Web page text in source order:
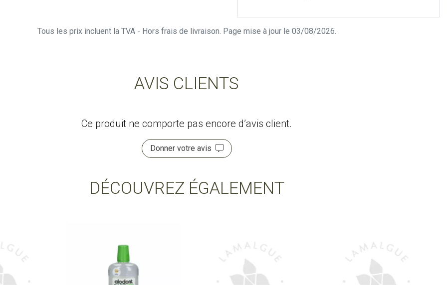
Tous les prix incluent la TVA - Hors frais de livraison. Page mise à jour le 03/08/2026.
AVIS CLIENTS
Ce produit ne comporte pas encore d’avis client.
Donner votre avis
DÉCOUVREZ ÉGALEMENT